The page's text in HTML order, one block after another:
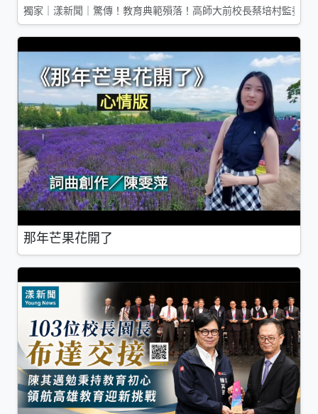
獨家｜漾新聞｜驚傳！教育典範殞落！高師大前校長蔡培村監委
那年芒果花開了